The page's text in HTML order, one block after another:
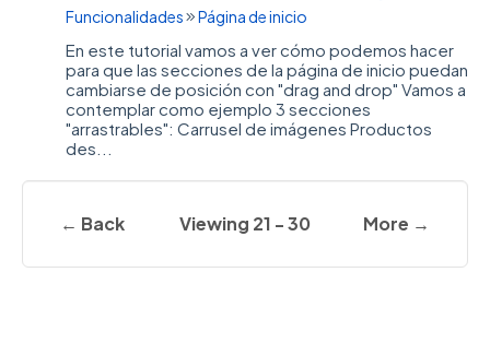
Funcionalidades
Página de inicio
En este tutorial vamos a ver cómo podemos hacer
para que las secciones de la página de inicio puedan
cambiarse de posición con "drag and drop" Vamos a
contemplar como ejemplo 3 secciones
"arrastrables": Carrusel de imágenes Productos
des...
← Back Viewing 21 - 30 More →